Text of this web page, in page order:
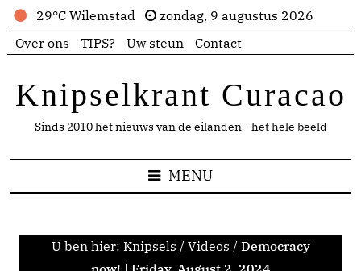
29°C Wilemstad
zondag, 9 augustus 2026
Over ons
TIPS? Uw steun Contact
Knipselkrant Curacao
Sinds 2010 het nieuws van de eilanden - het hele beeld
MENU
U ben hier: Knipsels / Videos / Democracy